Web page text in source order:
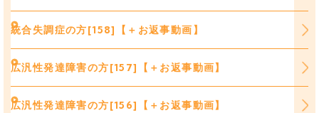
統合失調症の方[158]【＋お返事動画】
広汎性発達障害の方[157]【＋お返事動画】
広汎性発達障害の方[156]【＋お返事動画】